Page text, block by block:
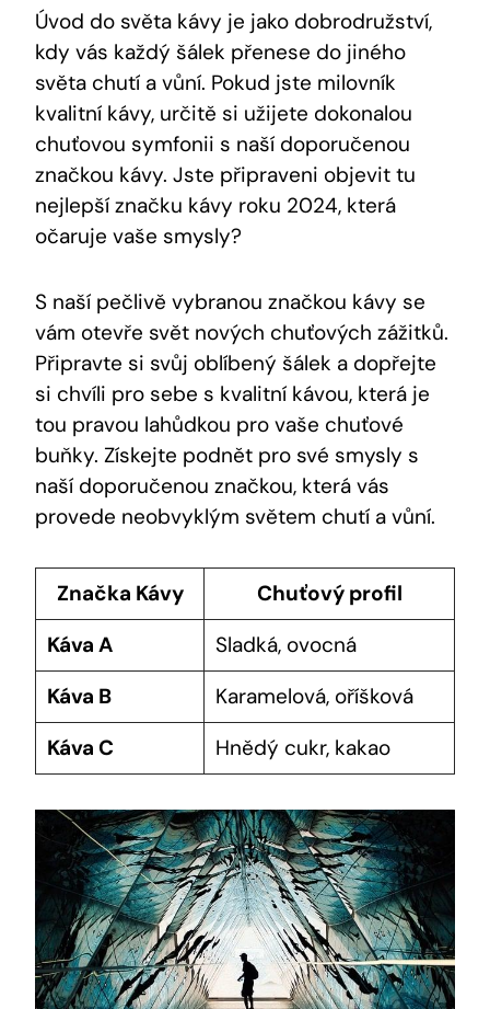
Úvod do světa‌ kávy je jako dobrodružství,
kdy ‌vás každý ⁢šálek přenese do jiného
světa​ chutí a vůní. Pokud jste milovník
kvalitní kávy, určitě si užijete dokonalou
chuťovou symfonii s‌ naší doporučenou
značkou⁣ kávy. Jste připraveni objevit tu
nejlepší značku kávy roku⁤ 2024, která
očaruje vaše smysly?
S naší pečlivě vybranou ‍značkou kávy se
vám otevře svět nových chuťových zážitků.
Připravte ​si svůj oblíbený šálek a dopřejte
si chvíli pro sebe ⁤s kvalitní kávou, která je
tou pravou lahůdkou pro vaše chuťové
buňky. Získejte ‍podnět pro své smysly s
naší doporučenou ‌značkou, která ⁢vás
provede neobvyklým světem⁢ chutí ⁣a vůní.
Značka Kávy
Chuťový profil
Káva⁤ A
Sladká, ovocná
Káva B
Karamelová, oříšková
Káva⁤ C
Hnědý cukr, kakao